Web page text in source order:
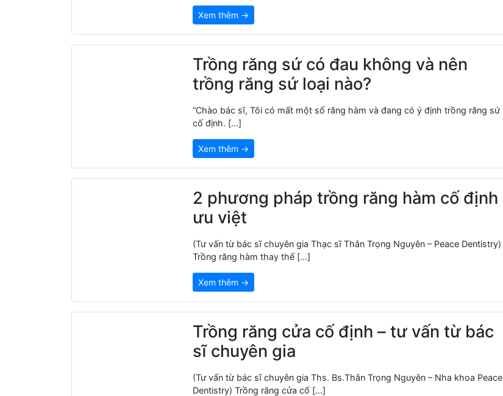
Xem thêm →
Trồng răng sứ có đau không và nên
trồng răng sứ loại nào?
“Chào bác sĩ, Tôi có mất một số răng hàm và đang có ý định trồng răng sứ
cố định. […]
Xem thêm →
2 phương pháp trồng răng hàm cố định
ưu việt
(Tư vấn từ bác sĩ chuyên gia Thạc sĩ Thân Trọng Nguyên – Peace Dentistry)
Trồng răng hàm thay thế […]
Xem thêm →
Trồng răng cửa cố định – tư vấn từ bác
sĩ chuyên gia
(Tư vấn từ bác sĩ chuyên gia Ths. Bs.Thân Trọng Nguyên – Nha khoa Peace
Dentistry) Trồng răng cửa cố […]